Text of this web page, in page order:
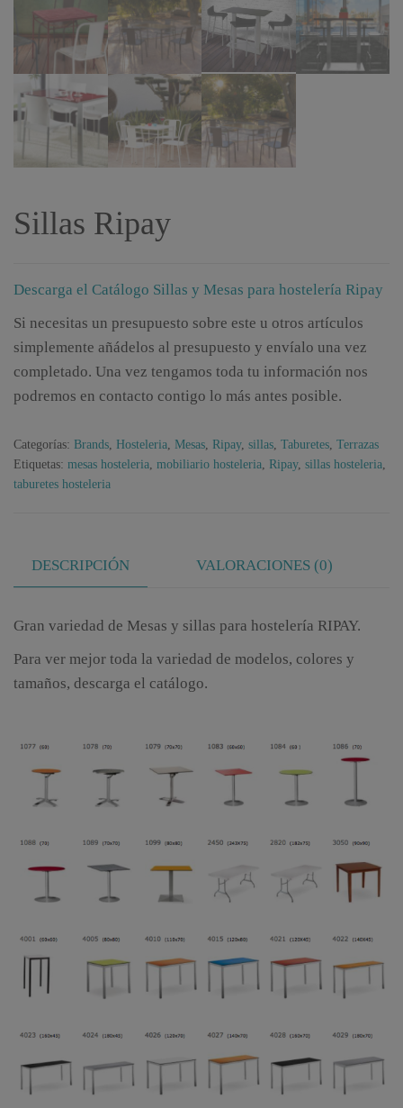
Sillas Ripay
Descarga el Catálogo Sillas y Mesas para hostelería Ripay
Si necesitas un presupuesto sobre este u otros artículos
simplemente añádelos al presupuesto y envíalo una vez
completado. Una vez tengamos toda tu información nos
podremos en contacto contigo lo más antes posible.
Categorías: Brands, Hosteleria, Mesas, Ripay, sillas, Taburetes, Terrazas
Etiquetas: mesas hosteleria, mobiliario hosteleria, Ripay, sillas hosteleria,
taburetes hosteleria
DESCRIPCIÓN VALORACIONES (0)
Gran variedad de Mesas y sillas para hostelería RIPAY.
Para ver mejor toda la variedad de modelos, colores y
tamaños, descarga el catálogo.